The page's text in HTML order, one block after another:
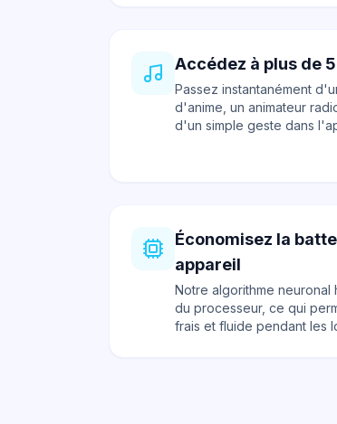
Accédez à plus de
Passez instantanément
d'anime, un animateur
d'un simple geste dans
Économisez la
appareil
Notre algorithme neuronal
du processeur, ce qui
frais et fluide pendant les